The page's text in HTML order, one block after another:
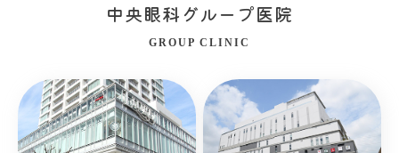
中央眼科グループ医院
GROUP CLINIC